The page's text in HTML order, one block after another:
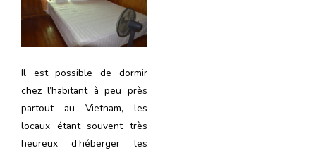
Il est possible de dormir
chez l’habitant à peu près
partout au Vietnam, les
locaux étant souvent très
heureux d’héberger les